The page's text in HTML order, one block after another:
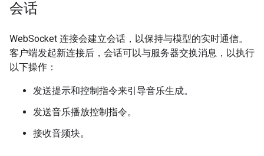
会话
WebSocket 连接会建立会话，以保持与模型的实时通信。
客户端发起新连接后，会话可以与服务器交换消息，以执行
以下操作：
发送提示和控制指令来引导音乐生成。
发送音乐播放控制指令。
接收音频块。